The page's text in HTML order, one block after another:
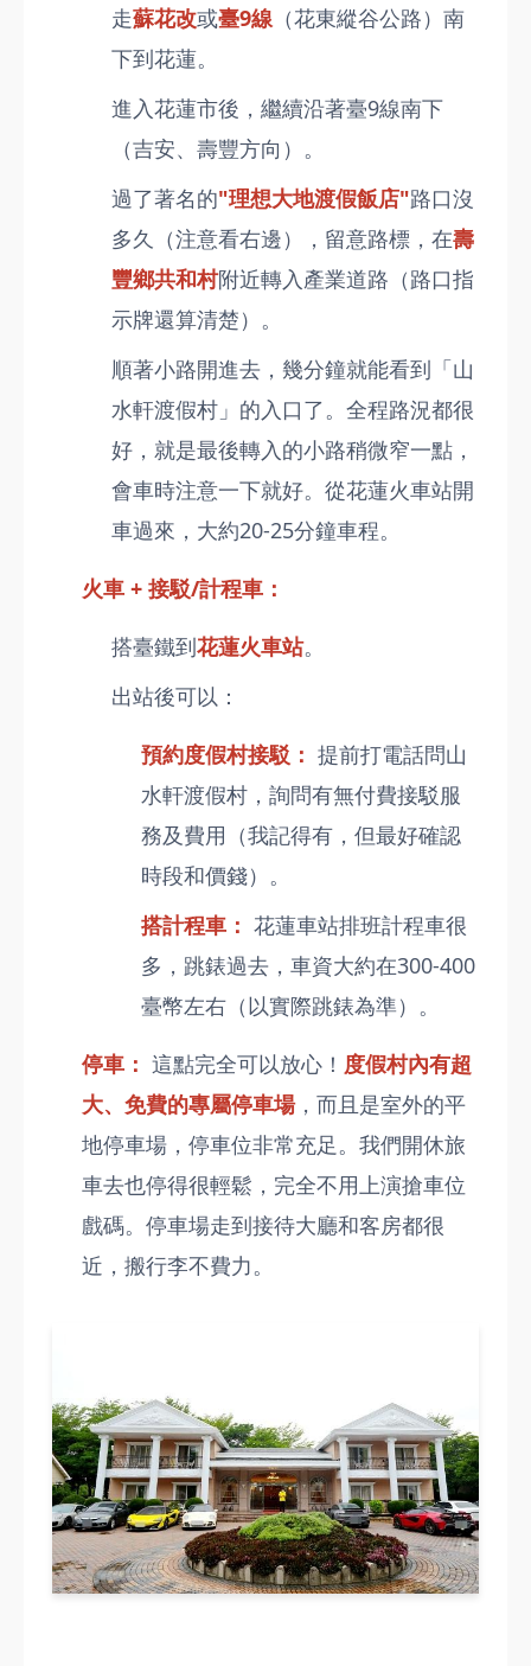
走蘇花改或臺9線（花東縱谷公路）南
下到花蓮。
進入花蓮市後，繼續沿著臺9線南下
（吉安、壽豐方向）。
過了著名的"理想大地渡假飯店"路口沒
多久（注意看右邊），留意路標，在壽
豐鄉共和村附近轉入產業道路（路口指
示牌還算清楚）。
順著小路開進去，幾分鐘就能看到「山
水軒渡假村」的入口了。全程路況都很
好，就是最後轉入的小路稍微窄一點，
會車時注意一下就好。從花蓮火車站開
車過來，大約20-25分鐘車程。
火車 + 接駁/計程車：
搭臺鐵到花蓮火車站。
出站後可以：
預約度假村接駁： 提前打電話問山
水軒渡假村，詢問有無付費接駁服
務及費用（我記得有，但最好確認
時段和價錢）。
搭計程車： 花蓮車站排班計程車很
多，跳錶過去，車資大約在300-400
臺幣左右（以實際跳錶為準）。
停車： 這點完全可以放心！ 度假村內有超
大、免費的專屬停車場，而且是室外的平
地停車場，停車位非常充足。我們開休旅
車去也停得很輕鬆，完全不用上演搶車位
戲碼。停車場走到接待大廳和客房都很
近，搬行李不費力。